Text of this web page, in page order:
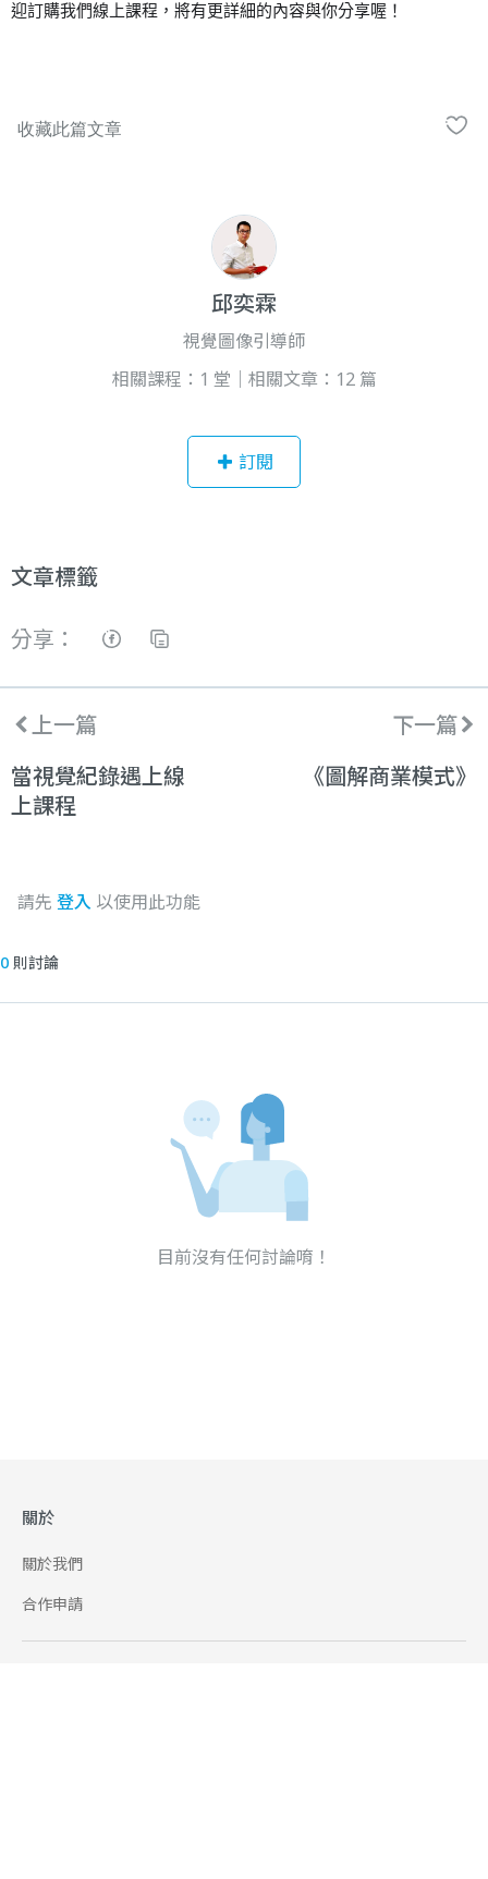
迎訂購我們線上課程，將有更詳細的內容與你分享喔！
邱奕霖
視覺圖像引導師
相關課程：1 堂｜相關文章：12 篇
訂閱
文章標籤
分享：
上一篇
當視覺紀錄遇上線
上課程
下一篇
《圖解商業模式》
請先 登入 以使用此功能
0 則討論
目前沒有任何討論唷！
關於
關於我們
合作申請